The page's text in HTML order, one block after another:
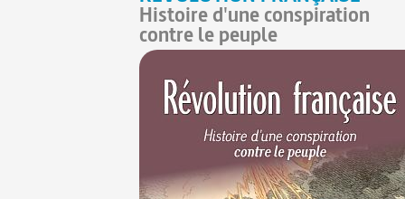
Histoire d'une conspiration
contre le peuple